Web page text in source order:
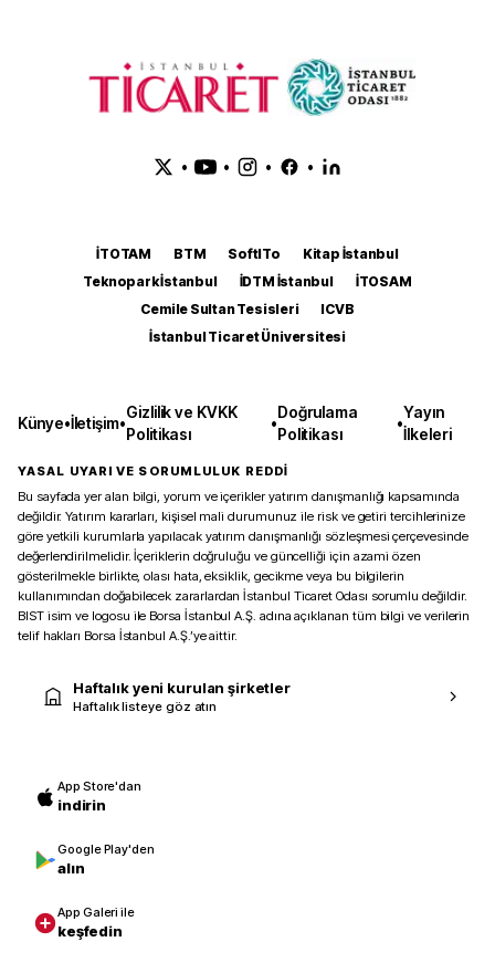
• • • •
İTOTAM BTM SoftITo
Kitap İstanbul
Teknopark İstanbul
İDTM İstanbul
İTOSAM
Cemile Sultan Tesisleri
ICVB
İstanbul Ticaret Üniversitesi
Künye•İletişim•
Gizlilik ve KVKK
Politikası
•
Doğrulama
Politikası
•
Yayın
İlkeleri
YASAL UYARI VE SORUMLULUK REDDİ
Bu sayfada yer alan bilgi, yorum ve içerikler yatırım danışmanlığı kapsamında
değildir. Yatırım kararları, kişisel mali durumunuz ile risk ve getiri tercihlerinize
göre yetkili kurumlarla yapılacak yatırım danışmanlığı sözleşmesi çerçevesinde
değerlendirilmelidir. İçeriklerin doğruluğu ve güncelliği için azami özen
gösterilmekle birlikte, olası hata, eksiklik, gecikme veya bu bilgilerin
kullanımından doğabilecek zararlardan İstanbul Ticaret Odası sorumlu değildir.
BIST isim ve logosu ile Borsa İstanbul A.Ş. adına açıklanan tüm bilgi ve verilerin
telif hakları Borsa İstanbul A.Ş.’ye aittir.
Haftalık yeni kurulan şirketler
Haftalık listeye göz atın
App Store'dan
indirin
Google Play'den
alın
App Galeri ile
keşfedin